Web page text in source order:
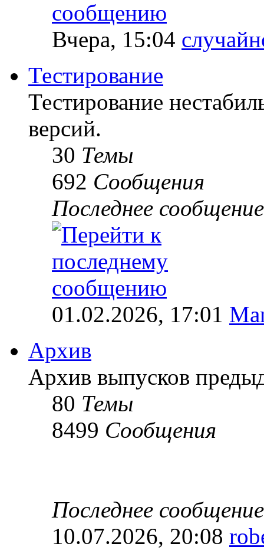
Вчера, 15:04
Тестирование
Тестирование
версий.
30 Темы
692 Сообщения
Последнее сообщение
01.02.2026, 17:01
Архив
Архив выпусков
80 Темы
8499 Сообщения
Последнее сообщение
10.07.2026, 20:08